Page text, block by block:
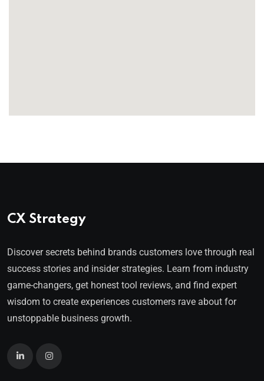
CX Strategy
Discover secrets behind brands customers love through real
success stories and insider strategies. Learn from industry
game-changers, get honest tool reviews, and find expert
wisdom to create experiences customers rave about for
unstoppable business growth.